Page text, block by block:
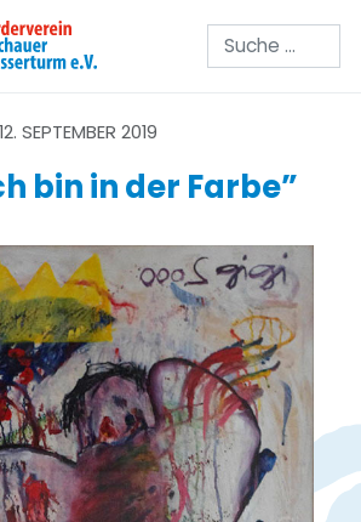
Suchen
12. SEPTEMBER 2019
bin in der Farbe”